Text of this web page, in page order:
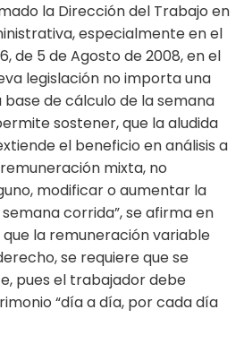
la Dirección del Trabajo en
especialmente en el
de 5 de Agosto de 2008, en el
legislación no importa una
de cálculo de la semana
sostener, que la aludida
el beneficio en análisis a
mixta, no
modificar o aumentar la
corrida”, se afirma en
la remuneración variable
se requiere que se
pues el trabajador debe
“día a día, por cada día